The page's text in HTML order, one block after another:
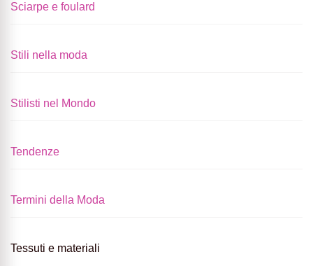
Sciarpe e foulard
Stili nella moda
Stilisti nel Mondo
Tendenze
Termini della Moda
Tessuti e materiali